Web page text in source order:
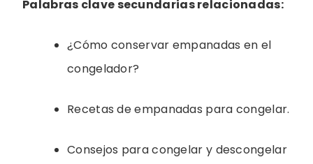
Palabras clave secundarias relacionadas:
¿Cómo conservar empanadas en el
congelador?
Recetas de empanadas para congelar.
Consejos para congelar y descongelar